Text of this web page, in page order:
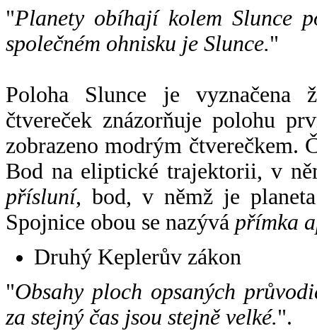
"Planety obíhají kolem Slunce
společném ohnisku je Slunce."
Poloha Slunce je vyznačena
čtvereček znázorňuje polohu
zobrazeno modrým čtverečkem.
Bod na eliptické trajektorii, v
přísluní, bod, v němž je
Spojnice obou se nazývá přímka
Druhý Keplerův zákon
"Obsahy ploch opsaných
za stejný čas jsou stejně velké.".